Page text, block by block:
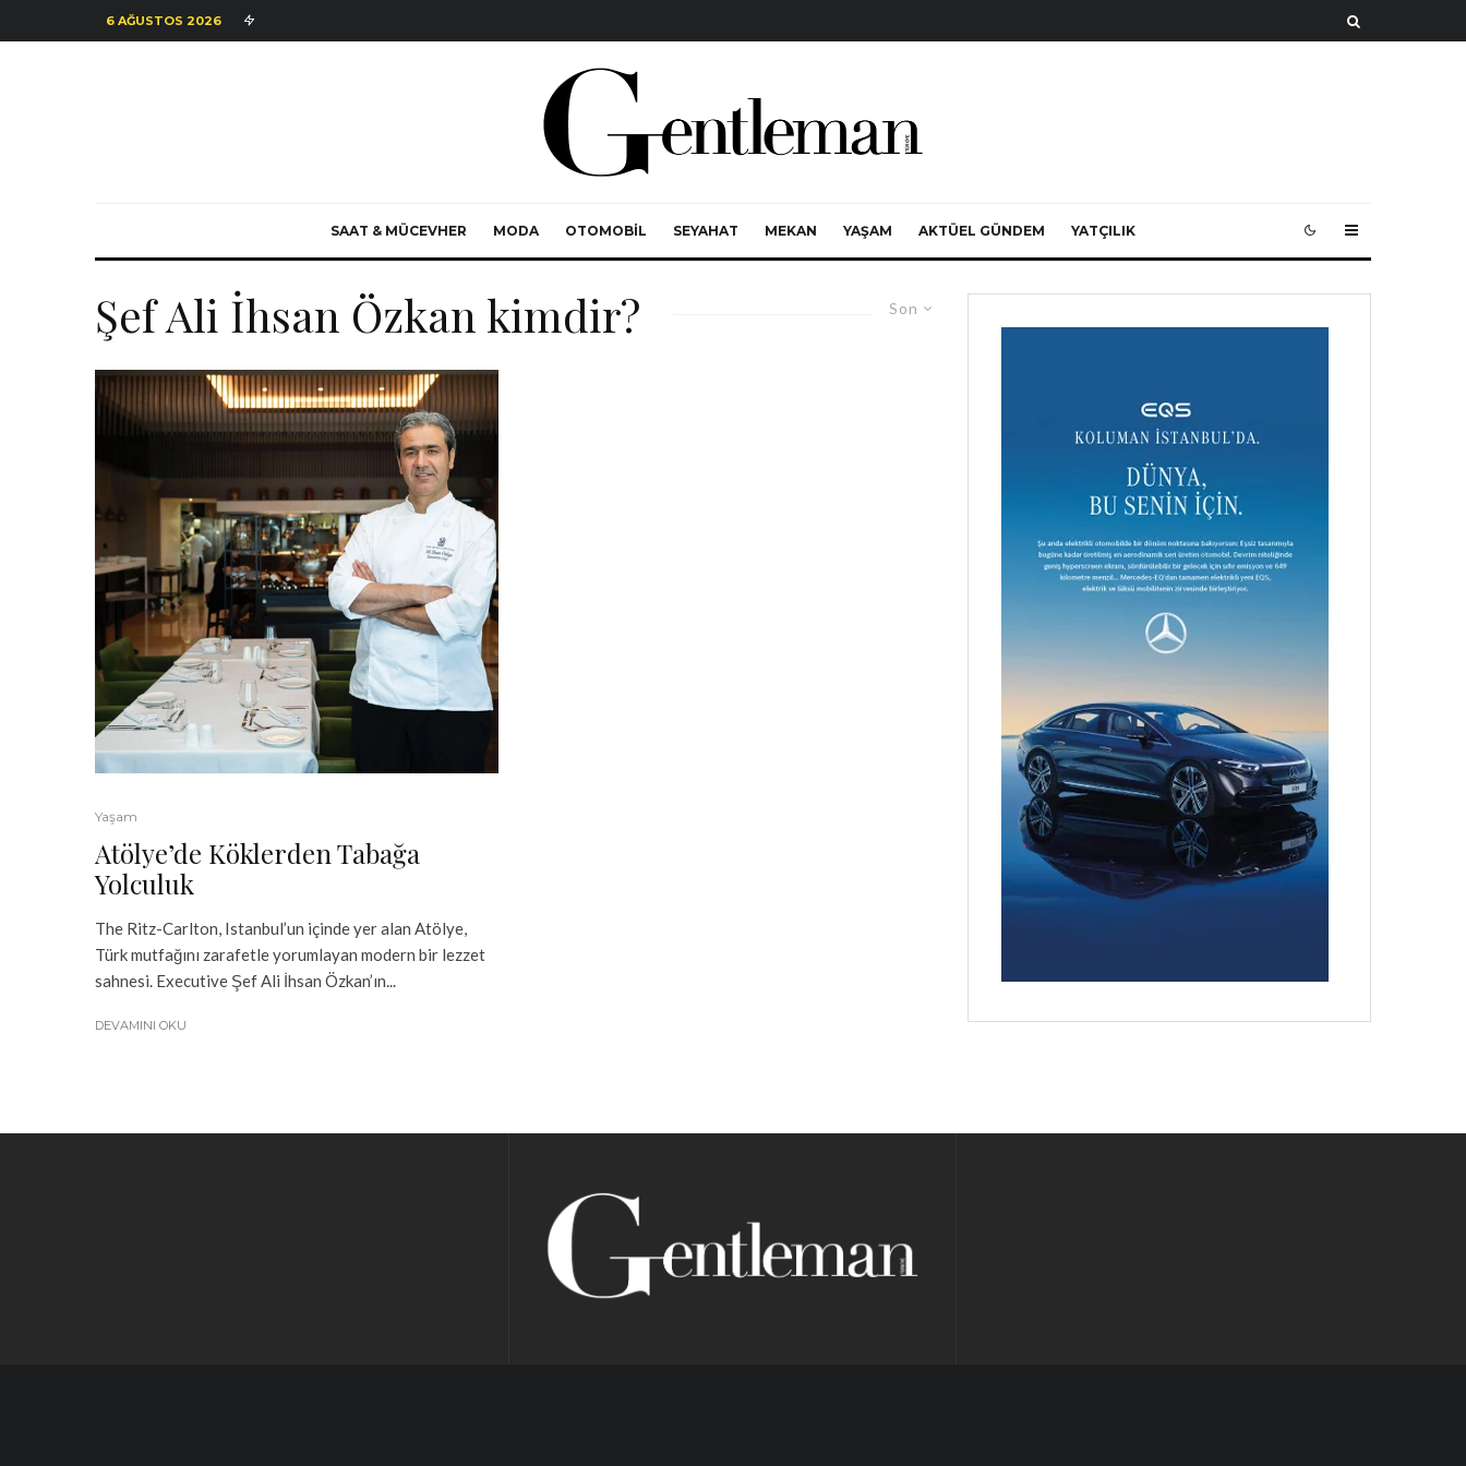
6 AĞUSTOS 2026
SAAT & MÜCEVHER MODA OTOMOBIL SEYAHAT MEKAN YAŞAM AKTÜEL GÜNDEM YATÇILIK
Son
Şef Ali İhsan Özkan kimdir?
Yaşam
Atölye’de Köklerden Tabağa
Yolculuk
The Ritz-Carlton, Istanbul’un içinde yer alan Atölye,
Türk mutfağını zarafetle yorumlayan modern bir lezzet
sahnesi. Executive Şef Ali İhsan Özkan’ın...
DEVAMINI OKU